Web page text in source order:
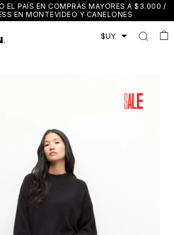
EL PAÍS EN COMPRAS MAYORES A $3.000 /
EN MONTEVIDEO Y CANELONES